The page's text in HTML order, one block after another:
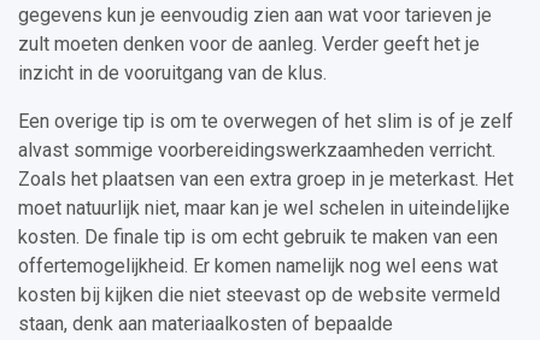
gegevens kun je eenvoudig zien aan wat voor tarieven je
zult moeten denken voor de aanleg. Verder geeft het je
inzicht in de vooruitgang van de klus.
Een overige tip is om te overwegen of het slim is of je zelf
alvast sommige voorbereidingswerkzaamheden verricht.
Zoals het plaatsen van een extra groep in je meterkast. Het
moet natuurlijk niet, maar kan je wel schelen in uiteindelijke
kosten. De finale tip is om echt gebruik te maken van een
offertemogelijkheid. Er komen namelijk nog wel eens wat
kosten bij kijken die niet steevast op de website vermeld
staan, denk aan materiaalkosten of bepaalde